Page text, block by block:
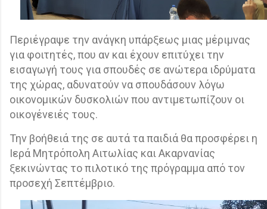
Περιέγραψε την ανάγκη υπάρξεως μιας μέριμνας
για φοιτητές, που αν και έχουν επιτύχει την
εισαγωγή τους για σπουδές σε ανώτερα ιδρύματα
της χώρας, αδυνατούν να σπουδάσουν λόγω
οικονομικών δυσκολιών που αντιμετωπίζουν οι
οικογένειές τους.
Την βοήθειά της σε αυτά τα παιδιά θα προσφέρει η
Ιερά Μητρόπολη Αιτωλίας και Ακαρνανίας
ξεκινώντας το πιλοτικό της πρόγραμμα από τον
προσεχή Σεπτέμβριο.